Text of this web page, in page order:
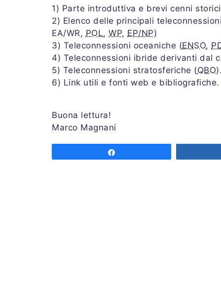
1) Parte introduttiva e brevi cenni
2) Elenco delle principali
EA/WR, POL, WP, EP/NP)
3) Teleconnessioni oceaniche (ENSO,
4) Teleconnessioni ibride derivanti dal
5) Teleconnessioni stratosferiche (QBO
6) Link utili e fonti web e bibliografiche.
Buona lettura!
Marco Magnani